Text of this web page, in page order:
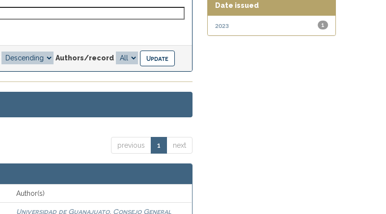
Authors/record
previous 1 next
Author(s)
Universidad de Guanajuato. Consejo General
Date issued
1
2023